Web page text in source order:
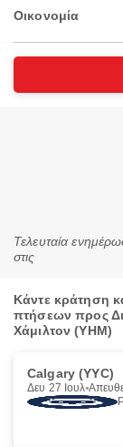
Οικονομία
Τελευταία
στις
Κάντε κράτηση
πτήσεων προς
Χάμιλτον (YHM)
Calgary (YYC)
Δευ 27 Ιουλ